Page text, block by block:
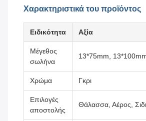
Χαρακτηριστικά του προϊόντος
Ειδικότητα Αξία
Μέγεθος
σωλήνα
13*75mm,
Χρώμα Γκρι
Επιλογές
αποστολής
Θάλασσα, Αέρος,